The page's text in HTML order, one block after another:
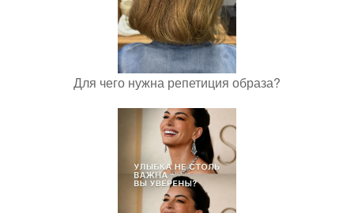
Для чего нужна репетиция образа?